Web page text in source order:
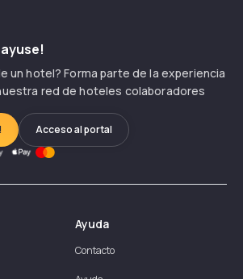
un hotel? Forma parte de la experiencia
red de hoteles colaboradores
Acceso al portal
Ayuda
Contacto